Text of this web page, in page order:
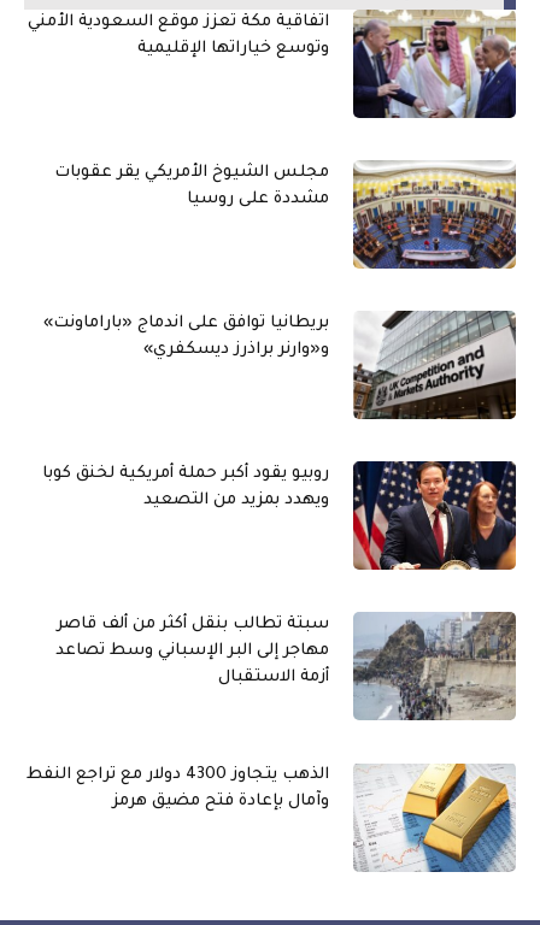
اتفاقية مكة تعزز موقع السعودية الأمني
وتوسع خياراتها الإقليمية
مجلس الشيوخ الأمريكي يقر عقوبات
مشددة على روسيا
بريطانيا توافق على اندماج «باراماونت»
و«وارنر براذرز ديسكفري»
روبيو يقود أكبر حملة أمريكية لخنق كوبا
ويهدد بمزيد من التصعيد
سبتة تطالب بنقل أكثر من ألف قاصر
مهاجر إلى البر الإسباني وسط تصاعد
أزمة الاستقبال
الذهب يتجاوز 4300 دولار مع تراجع النفط
وآمال بإعادة فتح مضيق هرمز